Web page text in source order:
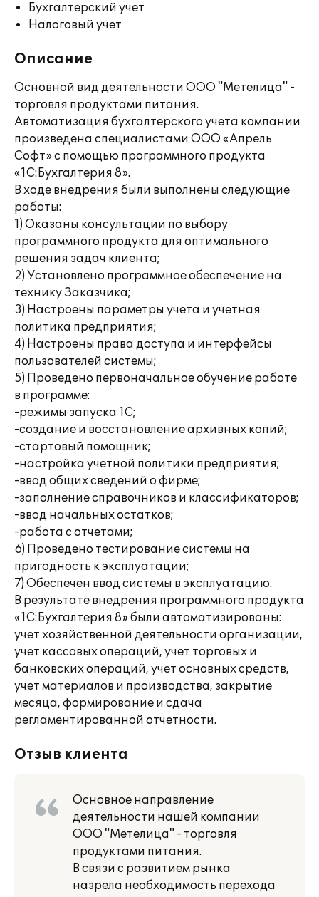
Бухгалтерский учет
Налоговый учет
Описание
Основной вид деятельности ООО "Метелица" -
торговля продуктами питания.
Автоматизация бухгалтерского учета компании
произведена специалистами ООО «Апрель
Софт» с помощью программного продукта
«1С:Бухгалтерия 8».
В ходе внедрения были выполнены следующие
работы:
1) Оказаны консультации по выбору
программного продукта для оптимального
решения задач клиента;
2) Установлено программное обеспечение на
технику Заказчика;
3) Настроены параметры учета и учетная
политика предприятия;
4) Настроены права доступа и интерфейсы
пользователей системы;
5) Проведено первоначальное обучение работе
в программе:
-режимы запуска 1С;
-создание и восстановление архивных копий;
-стартовый помощник;
-настройка учетной политики предприятия;
-ввод общих сведений о фирме;
-заполнение справочников и классификаторов;
-ввод начальных остатков;
-работа с отчетами;
6) Проведено тестирование системы на
пригодность к эксплуатации;
7) Обеспечен ввод системы в эксплуатацию.
В результате внедрения программного продукта
«1С:Бухгалтерия 8» были автоматизированы:
учет хозяйственной деятельности организации,
учет кассовых операций, учет торговых и
банковских операций, учет основных средств,
учет материалов и производства, закрытие
месяца, формирование и сдача
регламентированной отчетности.
Отзыв клиента
Основное направление
деятельности нашей компании
ООО "Метелица" - торговля
продуктами питания.
В связи с развитием рынка
назрела необходимость перехода